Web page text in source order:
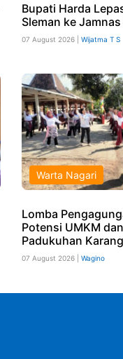
Bupati Harda
Sleman ke
07 August 2026 | Wijatma T S
Warta Nagari
Lomba
Potensi UMKM
Padukuhan Karang
07 August 2026 | Wagino